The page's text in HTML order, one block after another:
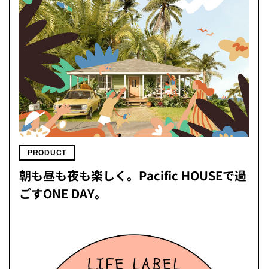
PRODUCT
朝も昼も夜も楽しく。Pacific HOUSEで過
ごすONE DAY。